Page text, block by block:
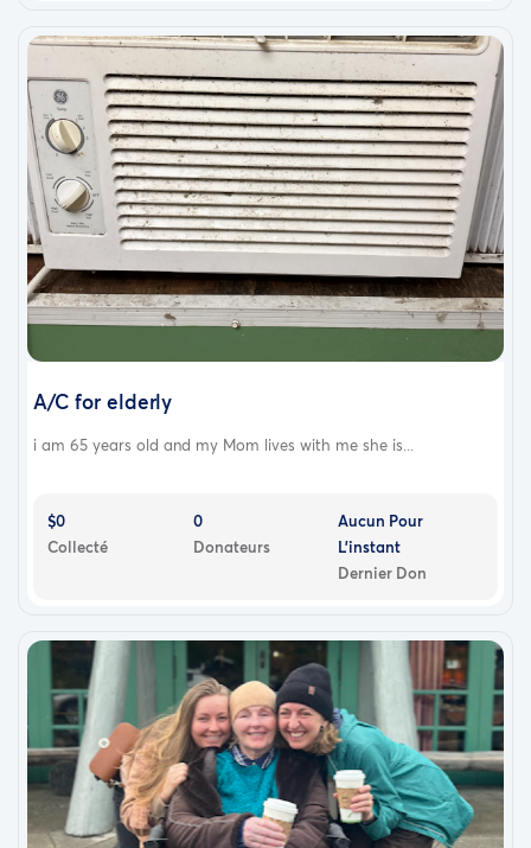
A/C for elderly
i am 65 years old and my Mom lives with me she is...
$0
Collecté
0
Donateurs
Aucun Pour
L'instant
Dernier Don